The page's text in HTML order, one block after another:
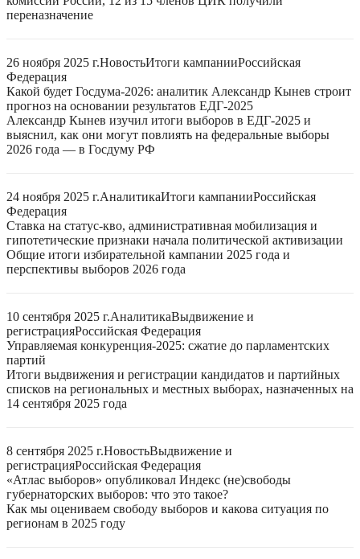
переназначение
26 ноября 2025 г.НовостьИтоги кампанииРоссийская
Федерация
Какой будет Госдума-2026: аналитик Александр Кынев строит
прогноз на основании результатов ЕДГ-2025
Александр Кынев изучил итоги выборов в ЕДГ-2025 и
выяснил, как они могут повлиять на федеральные выборы
2026 года — в Госдуму РФ
24 ноября 2025 г.АналитикаИтоги кампанииРоссийская
Федерация
Ставка на статус-кво, административная мобилизация и
гипотетические признаки начала политической активизации
Общие итоги избирательной кампании 2025 года и
перспективы выборов 2026 года
10 сентября 2025 г.АналитикаВыдвижение и
регистрацияРоссийская Федерация
Управляемая конкуренция-2025: сжатие до парламентских
партий
Итоги выдвижения и регистрации кандидатов и партийных
списков на региональных и местных выборах, назначенных на
14 сентября 2025 года
8 сентября 2025 г.НовостьВыдвижение и
регистрацияРоссийская Федерация
«Атлас выборов» опубликовал Индекс (не)свободы
губернаторских выборов: что это такое?
Как мы оцениваем свободу выборов и какова ситуация по
регионам в 2025 году